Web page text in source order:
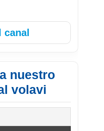
canal
nuestro
volavi